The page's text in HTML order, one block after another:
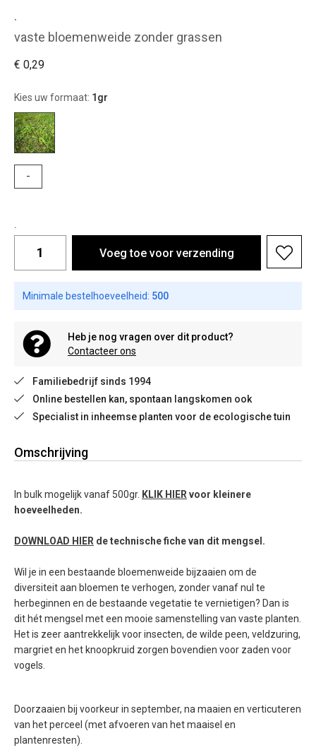
.
vaste bloemenweide zonder grassen
€ 0,29
Kies uw formaat: 1gr
-
.
Voeg toe voor verzending
Minimale bestelhoeveelheid: 500
Heb je nog vragen over dit product?
Contacteer ons
Familiebedrijf sinds 1994
Online bestellen kan, spontaan langskomen ook
Specialist in inheemse planten voor de ecologische tuin
Omschrijving
In bulk mogelijk vanaf 500gr. KLIK HIER voor kleinere
hoeveelheden.
DOWNLOAD HIER de technische fiche van dit mengsel.
Wil je in een bestaande bloemenweide bijzaaien om de
diversiteit aan bloemen te verhogen, zonder vanaf nul te
herbeginnen en de bestaande vegetatie te vernietigen? Dan is
dit hét mengsel met een mooie samenstelling van vaste planten.
Het is zeer aantrekkelijk voor insecten, de wilde peen, veldzuring,
margriet en het knoopkruid zorgen bovendien voor zaden voor
vogels.
Doorzaaien bij voorkeur in september, na maaien en verticuteren
van het perceel (met afvoeren van het maaisel en
plantenresten).